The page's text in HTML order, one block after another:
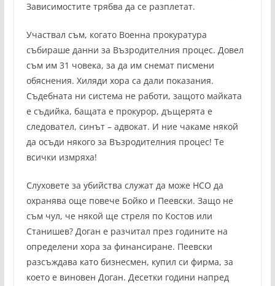
Зависимостите трябва да се разплетат.
Участвал съм, когато Военна прокуратура
събираше данни за Възродителния процес. Довел
съм им 31 човека, за да им снемат писмени
обяснения. Хиляди хора са дали показания.
Съдебната ни система не работи, защото майката
е съдийка, бащата е прокурор, дъщерята е
следовател, синът – адвокат. И ние чакаме някой
да осъди някого за Възродителния процес! Те
всички измряха!
Слуховете за убийства служат да може НСО да
охранява още повече Бойко и Пеевски. Защо не
съм чул, че някой ще стреля по Костов или
Станишев? Доган е разчитал през годините на
определени хора за финансиране. Пеевски
разсъждава като бизнесмен, купил си фирма, за
което е виновен Доган. Десетки години напред